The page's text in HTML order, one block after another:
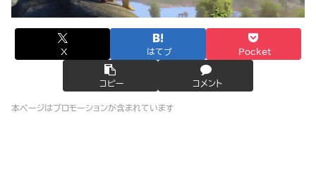
X はてブ Pocket
コピー コメント
本ページはプロモーションが含まれています